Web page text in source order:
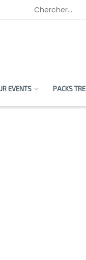
EVENTS PACKS TRE